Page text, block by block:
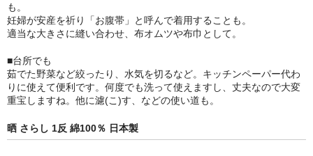
も。
妊婦が安産を祈り「お腹帯」と呼んで着用することも。
適当な大きさに縫い合わせ、布オムツや布巾として。
■台所でも
茹でた野菜など絞ったり、水気を切るなど。キッチンペーパー代わ
りに使えて便利です。何度でも洗って使えますし、丈夫なので大変
重宝しますね。他に濾(こ)す、などの使い道も。
晒 さらし 1反 綿100％ 日本製